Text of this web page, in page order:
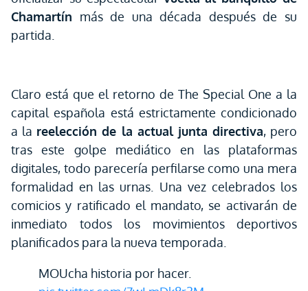
Chamartín más de una década después de su
partida.
Claro está que el retorno de The Special One a la
capital española está estrictamente condicionado
a la reelección de la actual junta directiva, pero
tras este golpe mediático en las plataformas
digitales, todo parecería perfilarse como una mera
formalidad en las urnas. Una vez celebrados los
comicios y ratificado el mandato, se activarán de
inmediato todos los movimientos deportivos
planificados para la nueva temporada.
MOUcha historia por hacer.